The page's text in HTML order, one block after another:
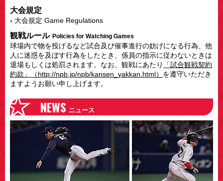
大会規定
› 大会規定 Game Regulations
観戦ルール Policies for Watching Games
球場内で物を投げるなど試合及び催事進行の妨げになる行為、他
人に迷惑を及ぼす行為をしたとき、係員の指示に従わないときは
退場もしくは処罰されます。なお、観戦にあたり
「試合観戦契約
約款」（http://npb.jp/npb/kansen_yakkan.html） を遵守いただき
ますようお願い申し上げます。
NEWS ニュース